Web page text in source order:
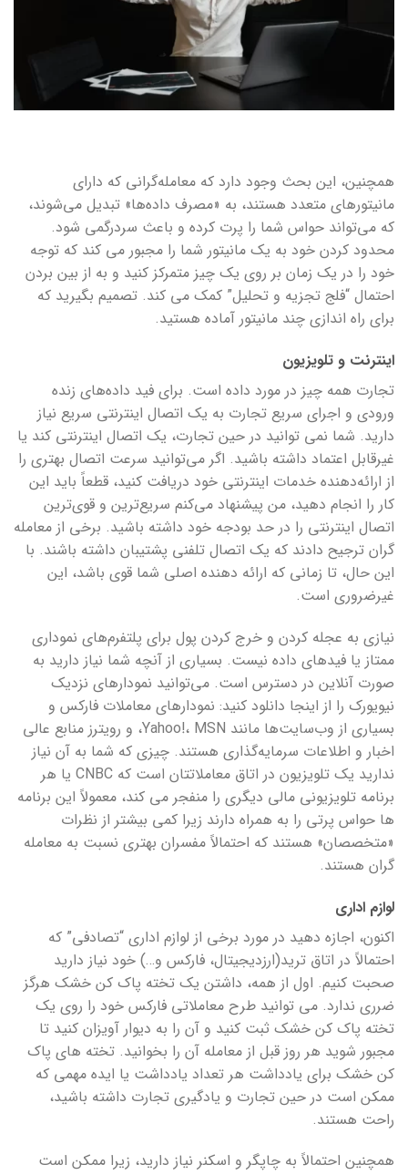
همچنین، این بحث وجود دارد که معامله‌گرانی که دارای
مانیتورهای متعدد هستند، به «مصرف داده‌ها» تبدیل می‌شوند،
که می‌تواند حواس شما را پرت کرده و باعث سردرگمی شود.
محدود کردن خود به یک مانیتور شما را مجبور می کند که توجه
خود را در یک زمان بر روی یک چیز متمرکز کنید و به از بین بردن
احتمال “فلج تجزیه و تحلیل” کمک می کند. تصمیم بگیرید که
برای راه اندازی چند مانیتور آماده هستید.
اینترنت و تلویزیون
تجارت همه چیز در مورد داده است. برای فید داده‌های زنده
ورودی و اجرای سریع تجارت به یک اتصال اینترنتی سریع نیاز
دارید. شما نمی توانید در حین تجارت، یک اتصال اینترنتی کند یا
غیرقابل اعتماد داشته باشید. اگر می‌توانید سرعت اتصال بهتری را
از ارائه‌دهنده خدمات اینترنتی خود دریافت کنید، قطعاً باید این
کار را انجام دهید، من پیشنهاد می‌کنم سریع‌ترین و قوی‌ترین
اتصال اینترنتی را در حد بودجه خود داشته باشید. برخی از معامله
گران ترجیح دادند که یک اتصال تلفنی پشتیبان داشته باشند. با
این حال، تا زمانی که ارائه دهنده اصلی شما قوی باشد، این
غیرضروری است.
نیازی به عجله کردن و خرج کردن پول برای پلتفرم‌های نموداری
ممتاز یا فیدهای داده نیست. بسیاری از آنچه شما نیاز دارید به
صورت آنلاین در دسترس است. می‌توانید نمودارهای نزدیک
نیویورک را از اینجا دانلود کنید: نمودارهای معاملات فارکس و
بسیاری از وب‌سایت‌ها مانند Yahoo!، MSN، و رویترز منابع عالی
اخبار و اطلاعات سرمایه‌گذاری هستند. چیزی که شما به آن نیاز
ندارید یک تلویزیون در اتاق معاملاتتان است که CNBC یا هر
برنامه تلویزیونی مالی دیگری را منفجر می کند، معمولاً این برنامه
ها حواس پرتی را به همراه دارند زیرا کمی بیشتر از نظرات
«متخصصان» هستند که احتمالاً مفسران بهتری نسبت به معامله
گران هستند.
لوازم اداری
اکنون، اجازه دهید در مورد برخی از لوازم اداری “تصادفی” که
احتمالاً در اتاق ترید(ارزدیجیتال، فارکس و…) خود نیاز دارید
صحبت کنیم. اول از همه، داشتن یک تخته پاک کن خشک هرگز
ضرری ندارد. می توانید طرح معاملاتی فارکس خود را روی یک
تخته پاک کن خشک ثبت کنید و آن را به دیوار آویزان کنید تا
مجبور شوید هر روز قبل از معامله آن را بخوانید. تخته های پاک
کن خشک برای یادداشت هر تعداد یادداشت یا ایده مهمی که
ممکن است در حین تجارت و یادگیری تجارت داشته باشید،
راحت هستند.
همچنین احتمالاً به چاپگر و اسکنر نیاز دارید، زیرا ممکن است